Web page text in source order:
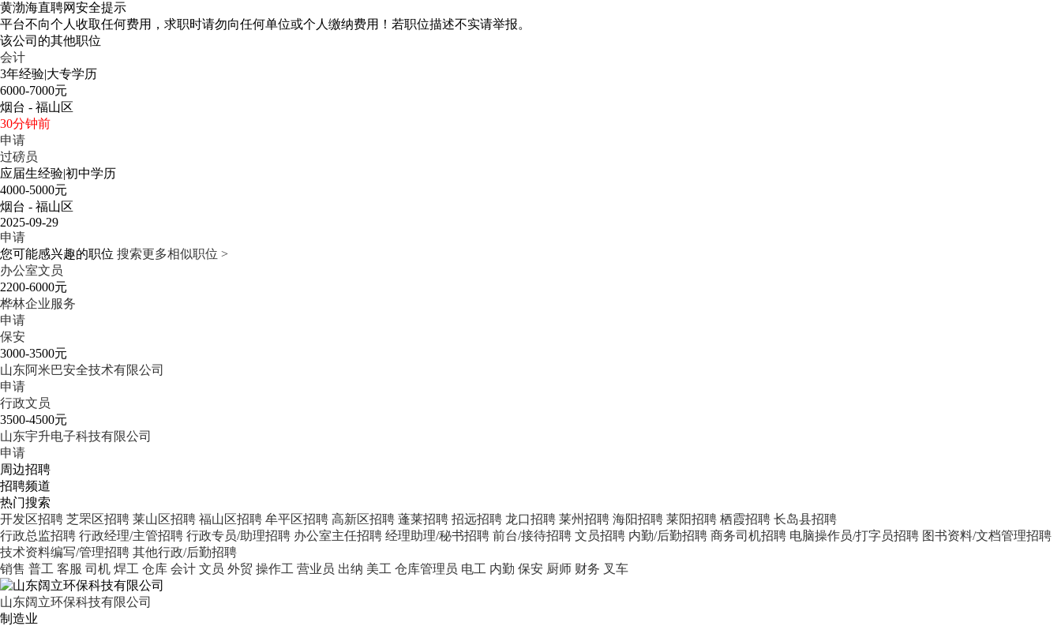
黄渤海直聘网安全提示
平台不向个人收取任何费用，求职时请勿向任何单位或个人缴纳费用！若职位描述不实请举报。
该公司的其他职位
会计
3年经验|大专学历
6000-7000元
烟台 - 福山区
30分钟前
申请
过磅员
应届生经验|初中学历
4000-5000元
烟台 - 福山区
2025-09-29
申请
您可能感兴趣的职位 搜索更多相似职位 >
办公室文员
2200-6000元
桦林企业服务
申请
保安
3000-3500元
山东阿米巴安全技术有限公司
申请
行政文员
3500-4500元
山东宇升电子科技有限公司
申请
周边招聘
招聘频道
热门搜索
开发区招聘 芝罘区招聘 莱山区招聘 福山区招聘 牟平区招聘 高新区招聘 蓬莱招聘 招远招聘 龙口招聘 莱州招聘 海阳招聘 莱阳招聘 栖霞招聘 长岛县招聘
行政总监招聘 行政经理/主管招聘 行政专员/助理招聘 办公室主任招聘 经理助理/秘书招聘 前台/接待招聘 文员招聘 内勤/后勤招聘 商务司机招聘 电脑操作员/打字员招聘 图书资料/文档管理招聘
技术资料编写/管理招聘 其他行政/后勤招聘
销售 普工 客服 司机 焊工 仓库 会计 文员 外贸 操作工 营业员 出纳 美工 仓库管理员 电工 内勤 保安 厨师 财务 叉车
山东阔立环保科技有限公司
制造业